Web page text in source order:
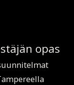
opas